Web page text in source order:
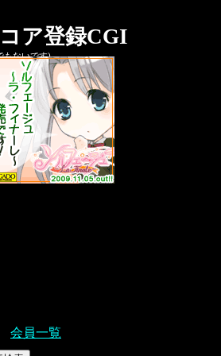
ア登録CGI
もないです)
会員一覧